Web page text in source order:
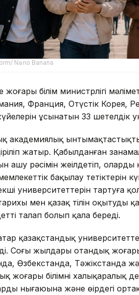
Nano Banana
білім министрлігі
Франция, Оңтүстік Корея,
ұсынатын 33 шетелдік
академиялық
жатыр. Қабылданған
ашу рәсімін жеңілдетіп,
мемлекеттік бақылау
университеттерін тартуға
мен қазақ тілін оқытуды
талап болып қала береді.
қазақстандық
Соңғы жылдары отандық
Өзбекстанда, Тәжікстанда
жоғары білімнің халықаралық
нығаюына және өңірдегі ортақ